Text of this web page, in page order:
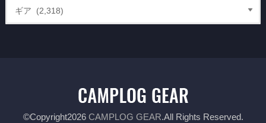
©Copyright2026 CAMPLOG GEAR.All Rights Reserved.